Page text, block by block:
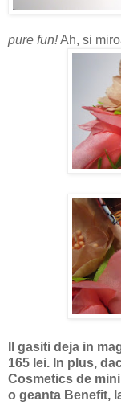
pure fun!Ah, si
Il gasiti deja in
165 lei. In plus,
Cosmetics de
o geanta Benefit,